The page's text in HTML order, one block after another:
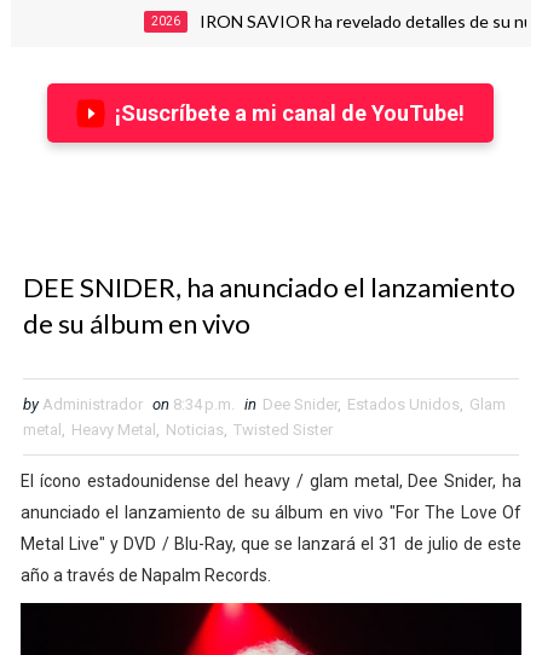
IRON SAVIOR ha revelado detalles de su nuevo álbum
¡Suscríbete a mi canal de YouTube!
DEE SNIDER, ha anunciado el lanzamiento
de su álbum en vivo
by Administrador on 8:34 p.m. in Dee Snider, Estados Unidos, Glam
metal , Heavy Metal , Noticias, Twisted Sister
El ícono estadounidense del heavy / glam metal, Dee Snider, ha
anunciado el lanzamiento de su álbum en vivo "For The Love Of
Metal Live" y DVD / Blu-Ray, que se lanzará el 31 de julio de este
año a través de Napalm Records.